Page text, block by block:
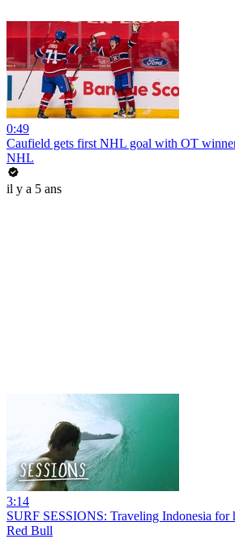
0:49
Caufield gets first NHL goal with OT
NHL
il y a 5 ans
3:14
SURF SESSIONS: Traveling Indonesia for
Red Bull